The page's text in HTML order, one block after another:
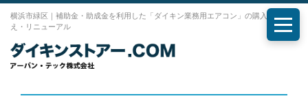
横浜市緑区｜補助金・助成金を利用した「ダイキン業務用エアコン」の購入・入れ替
え・リニューアル
メニ